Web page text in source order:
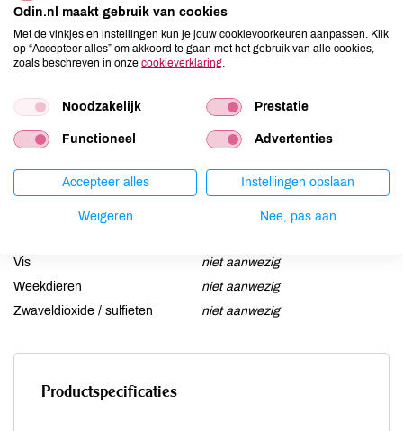
Gluten
niet aanwezig
niet aanwezig
Lupine
niet aanwezig
Noten
niet aanwezig
Schaaldieren
niet aanwezig
Selderij
niet aanwezig
niet aanwezig
Vis
niet aanwezig
Weekdieren
niet aanwezig
Zwaveldioxide / sulfieten
niet aanwezig
Productspecificaties
Odin.nl maakt gebruik van cookies
Met de vinkjes en instellingen kun je jouw cookievoorkeuren aanpassen. Klik
op “Accepteer alles” om akkoord te gaan met het gebruik van alle cookies,
zoals beschreven in onze cookieverklaring
Noodzakelijk Prestatie
Functioneel Advertenties
Accepteer alles Instellingen opslaan
Weigeren Nee, pas aan